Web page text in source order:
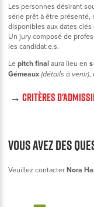
Les personnes désirant
série prêt à être
disponibles aux dates clés
Un jury composé de
les candidat.e.s.
Lepitch finalaura lieu en
Gémeaux (détails à venir),
→CRITÈRES
Vous avez des
Veuillez contacterNora